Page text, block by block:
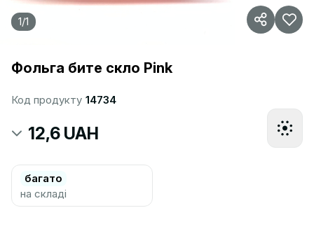
1/1
Фольга бите скло Pink
Код продукту 14734
12,6 UAH
багато
на складі